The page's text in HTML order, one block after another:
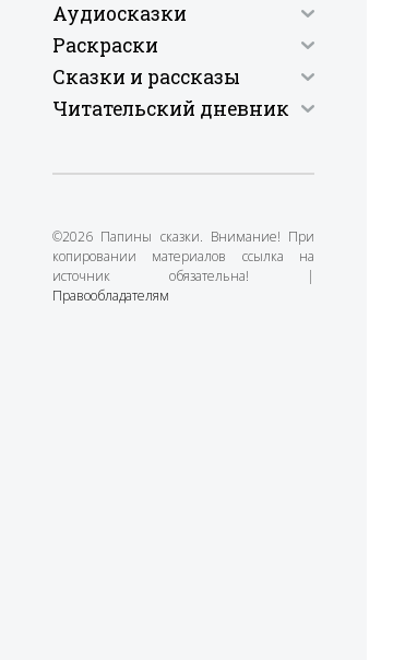
Аудиосказки
Раскраски
Сказки и рассказы
Читательский дневник
©2026 Папины сказки. Внимание! При
копировании материалов ссылка на
источник обязательна! |
Правообладателям